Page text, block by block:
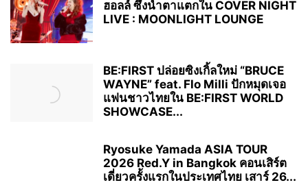
ฮอลล์ ซึ้งน้ำตาแตกใน COVER NIGHT
LIVE : MOONLIGHT LOUNGE
BE:FIRST ปล่อยซิงเกิ้ลใหม่ “BRUCE
WAYNE” feat. Flo Milli ปักหมุดเจอ
แฟนชาวไทยใน BE:FIRST WORLD
SHOWCASE...
Ryosuke Yamada ASIA TOUR
2026 Red.Y in Bangkok คอนเสิร์ต
เดี่ยวครั้งแรกในประเทศไทย เสาร์ 26...